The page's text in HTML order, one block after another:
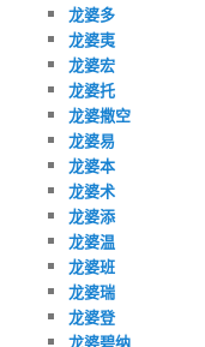
龙婆多
龙婆夷
龙婆宏
龙婆托
龙婆撒空
龙婆易
龙婆本
龙婆术
龙婆添
龙婆温
龙婆班
龙婆瑞
龙婆登
龙婆碧纳